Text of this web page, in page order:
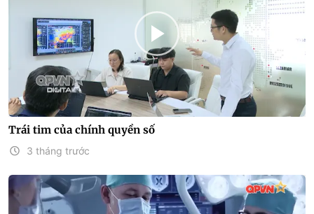
Trái tim của chính quyền số
3 tháng trước